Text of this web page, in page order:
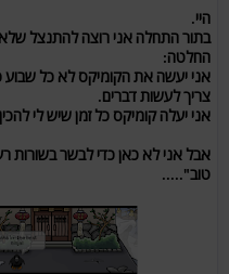
היי.
בתור התחלה אני רוצה להתנצל שלא
החלטה:
אני יעשה את הקומיקסלא כל שבוע
צריך לעשות דברים.
אני יעלה קומיקס כל זמן שיש לי
אבל אני לא כאן כדי לבשר בשורות
טוב".....